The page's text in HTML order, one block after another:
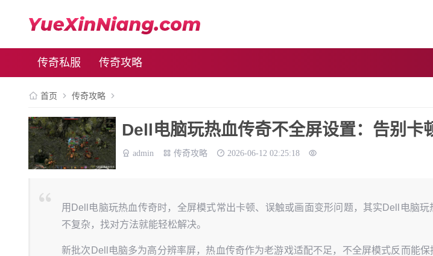
传奇私服 传奇攻略
首页 传奇攻略
Dell电脑玩热血传奇不全屏设置：告别卡
admin 传奇攻略 2026-06-12 02:25:18
用Dell电脑玩热血传奇时，全屏模式常出卡顿、误触或画面变形问题，其实Dell电脑
不复杂，找对方法就能轻松解决。
新批次Dell电脑多为高分辨率屏，热血传奇作为老游戏适配不足，不全屏模式反而能